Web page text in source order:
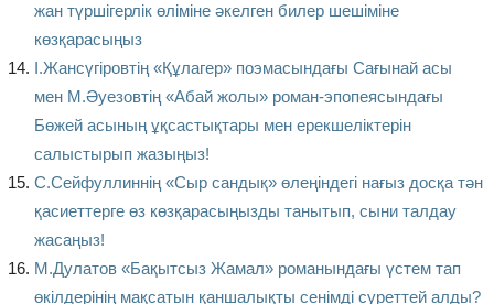
жан түршігерлік өліміне әкелген билер шешіміне
көзқарасыңыз
І.Жансүгіровтің «Құлагер» поэмасындағы Сағынай асы
мен М.Әуезовтің «Абай жолы» роман-эпопеясындағы
Бөжей асының ұқсастықтары мен ерекшеліктерін
салыстырып жазыңыз!
С.Сейфуллиннің «Сыр сандық» өлеңіндегі нағыз досқа тән
қасиеттерге өз көзқарасыңызды танытып, сыни талдау
жасаңыз!
М.Дулатов «Бақытсыз Жамал» романындағы үстем тап
өкілдерінің мақсатын қаншалықты сенімді суреттей алды?